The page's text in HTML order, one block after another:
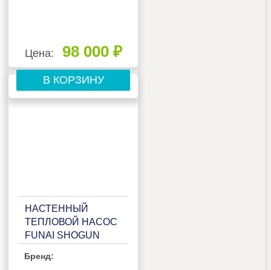
Цена: 98 000 ₽
В КОРЗИНУ
НАСТЕННЫЙ
ТЕПЛОВОЙ НАСОС
FUNAI SHOGUN
Бренд: